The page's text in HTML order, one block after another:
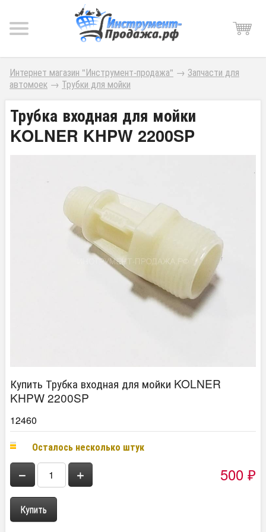
Интернет магазин "Инструмент-продажа" → Запчасти для
автомоек → Трубки для мойки
Трубка входная для мойки
KOLNER KHPW 2200SP
Купить Трубка входная для мойки KOLNER
KHPW 2200SP
12460
Осталось несколько штук
− + 500 ₽